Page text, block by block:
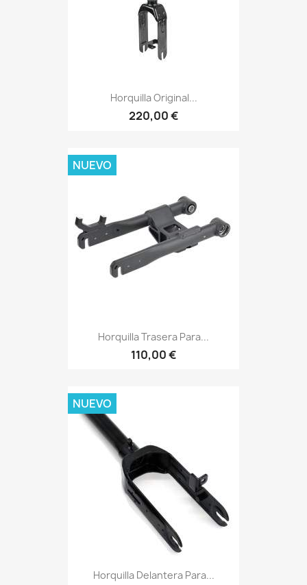
Horquilla Original...
220,00 €
Horquilla Trasera Para...
110,00 €
NUEVO
Horquilla Delantera Para...
NUEVO